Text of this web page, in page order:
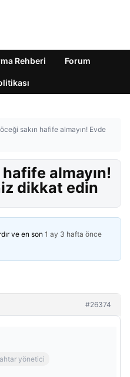
Rehberi Forum
sakın hafife almayın! Evde
almayın!
dikkat edin
ve en son 1 ay 3 hafta önce
#26374
yönetici